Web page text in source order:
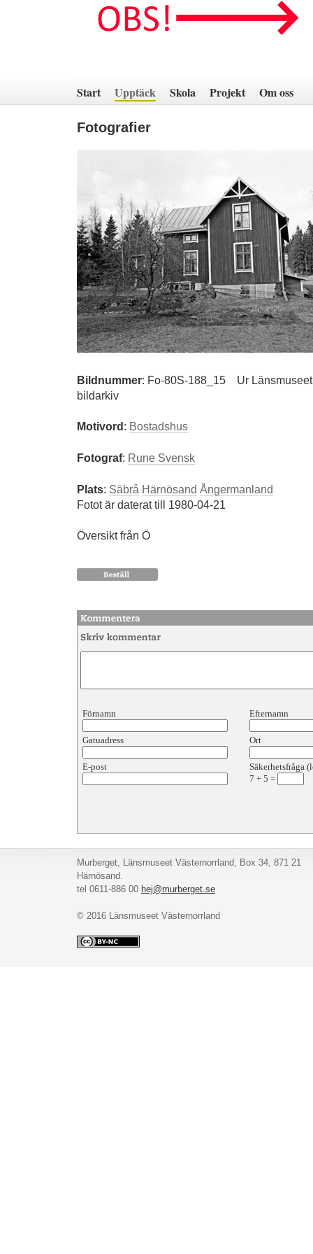
innehåll
Start Upptäck Skola Projekt Om oss
Fotografier
Bildnummer: Fo-80S-188_15
Ur
bildarkiv
Motivord: Bostadshus
Fotograf: Rune Svensk
Plats: Säbrå Härnösand Ångermanland
Fotot är daterat till 1980-04-21
Översikt från Ö
Förnamn Efternamn
Gatuadress Ort
E-post
Säkerhetsfråga
7 + 5 =
Murberget, Länsmuseet Västernorrland, Box 34, 871 21
Härnösand.
tel 0611-886 00 hej@murberget.se
© 2016 Länsmuseet Västernorrland